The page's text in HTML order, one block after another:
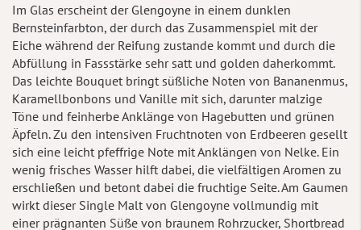
Im Glas erscheint der Glengoyne in einem dunklen
Bernsteinfarbton, der durch das Zusammenspiel mit der
Eiche während der Reifung zustande kommt und durch die
Abfüllung in Fassstärke sehr satt und golden daherkommt.
Das leichte Bouquet bringt süßliche Noten von Bananenmus,
Karamellbonbons und Vanille mit sich, darunter malzige
Töne und feinherbe Anklänge von Hagebutten und grünen
Äpfeln. Zu den intensiven Fruchtnoten von Erdbeeren gesellt
sich eine leicht pfeffrige Note mit Anklängen von Nelke. Ein
wenig frisches Wasser hilft dabei, die vielfältigen Aromen zu
erschließen und betont dabei die fruchtige Seite. Am Gaumen
wirkt dieser Single Malt von Glengoyne vollmundig mit
einer prägnanten Süße von braunem Rohrzucker, Shortbread